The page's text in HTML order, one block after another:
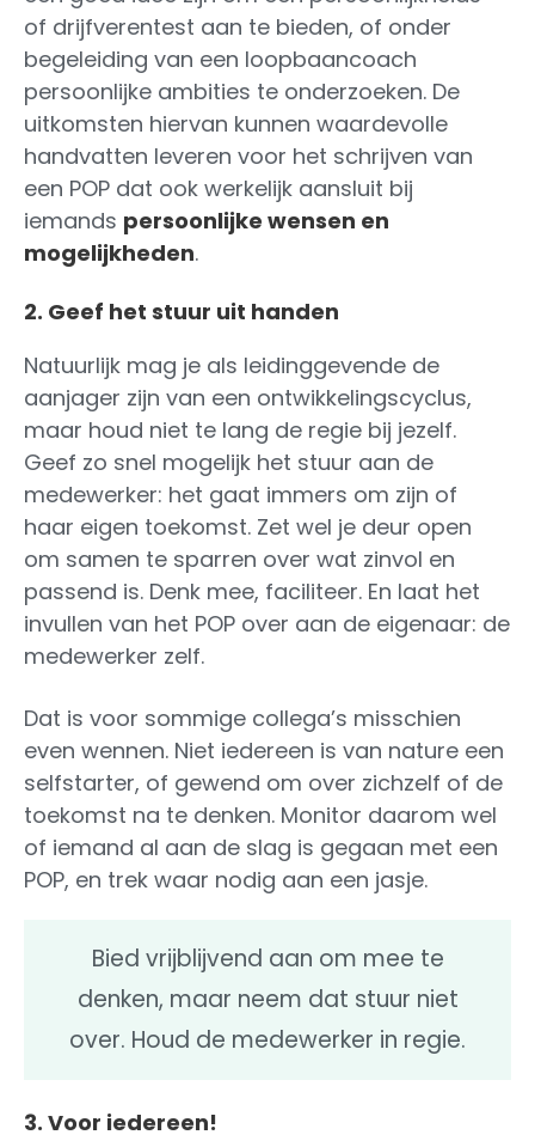
of drijfverentest aan te bieden, of onder
begeleiding van een loopbaancoach
persoonlijke ambities te onderzoeken. De
uitkomsten hiervan kunnen waardevolle
handvatten leveren voor het schrijven van
een POP dat ook werkelijk aansluit bij
iemands persoonlijke wensen en
mogelijkheden.
2. Geef het stuur uit handen
Natuurlijk mag je als leidinggevende de
aanjager zijn van een ontwikkelingscyclus,
maar houd niet te lang de regie bij jezelf.
Geef zo snel mogelijk het stuur aan de
medewerker: het gaat immers om zijn of
haar eigen toekomst. Zet wel je deur open
om samen te sparren over wat zinvol en
passend is. Denk mee, faciliteer. En laat het
invullen van het POP over aan de eigenaar: de
medewerker zelf.
Dat is voor sommige collega’s misschien
even wennen. Niet iedereen is van nature een
selfstarter, of gewend om over zichzelf of de
toekomst na te denken. Monitor daarom wel
of iemand al aan de slag is gegaan met een
POP, en trek waar nodig aan een jasje.
Bied vrijblijvend aan om mee te
denken, maar neem dat stuur niet
over. Houd de medewerker in regie.
3. Voor iedereen!